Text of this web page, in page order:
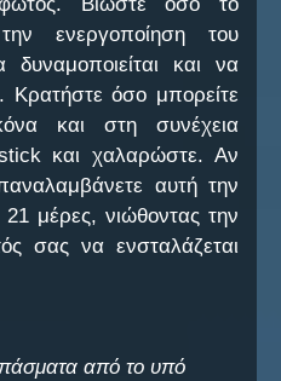
Βιώστε όσο το
ενεργοποίηση του
και να
Κρατήστε όσο μπορείτε
και στη συνέχεια
και χαλαρώστε. Αν
αυτή την
21 μέρες, νιώθοντας την
σας να ενσταλάζεται
από το υπό